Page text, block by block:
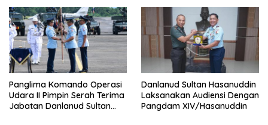
Panglima Komando Operasi
Udara II Pimpin Serah Terima
Jabatan Danlanud Sultan
Danlanud Sultan Hasanuddin
Laksanakan Audiensi Dengan
Pangdam XIV/Hasanuddin